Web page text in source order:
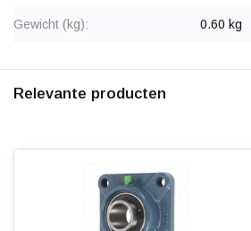
Gewicht (kg): 0.60 kg
Relevante producten